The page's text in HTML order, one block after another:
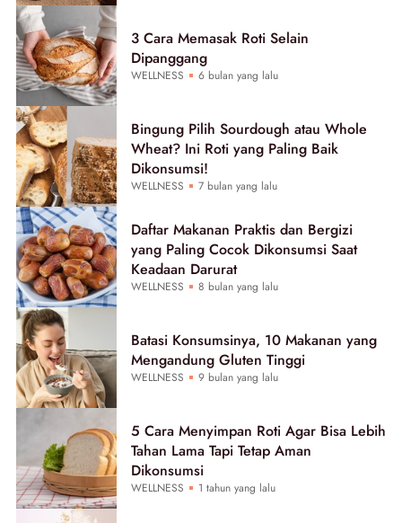
3 Cara Memasak Roti Selain
Dipanggang
WELLNESS 6 bulan yang lalu
Bingung Pilih Sourdough atau Whole
Wheat? Ini Roti yang Paling Baik
Dikonsumsi!
WELLNESS 7 bulan yang lalu
Daftar Makanan Praktis dan Bergizi
yang Paling Cocok Dikonsumsi Saat
Keadaan Darurat
WELLNESS 8 bulan yang lalu
Batasi Konsumsinya, 10 Makanan yang
Mengandung Gluten Tinggi
WELLNESS 9 bulan yang lalu
5 Cara Menyimpan Roti Agar Bisa Lebih
Tahan Lama Tapi Tetap Aman
Dikonsumsi
WELLNESS 1 tahun yang lalu